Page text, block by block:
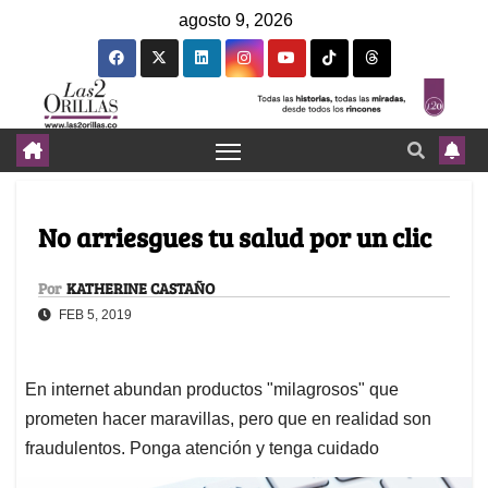
agosto 9, 2026
No arriesgues tu salud por un clic
Por KATHERINE CASTAÑO
FEB 5, 2019
En internet abundan productos "milagrosos" que
prometen hacer maravillas, pero que en realidad son
fraudulentos. Ponga atención y tenga cuidado